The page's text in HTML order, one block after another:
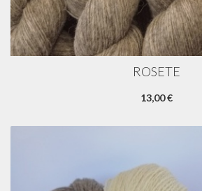
ROSETE
13,00 €